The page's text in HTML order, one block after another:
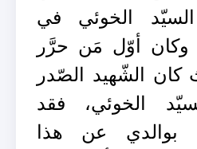
الخوئي في
وكان أوّل مَن حرَّر
كان الشّهيد الصّدر
الخوئي، فقد
بوالدي عن هذا